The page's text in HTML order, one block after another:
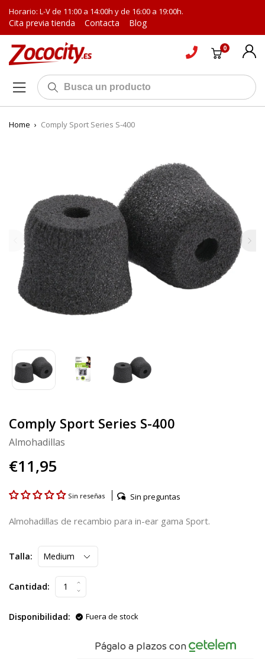
Horario: L-V de 11:00 a 14:00h y de 16:00 a 19:00h.
Cita previa tienda Contacta Blog
0
Home › Comply Sport Series S-400
Comply Sport Series S-400
Almohadillas
€11,95
Sin reseñas Sin preguntas
Almohadillas de recambio para in-ear gama Sport.
Talla:
Cantidad:
Disponibilidad: Fuera de stock
Págalo a plazos con